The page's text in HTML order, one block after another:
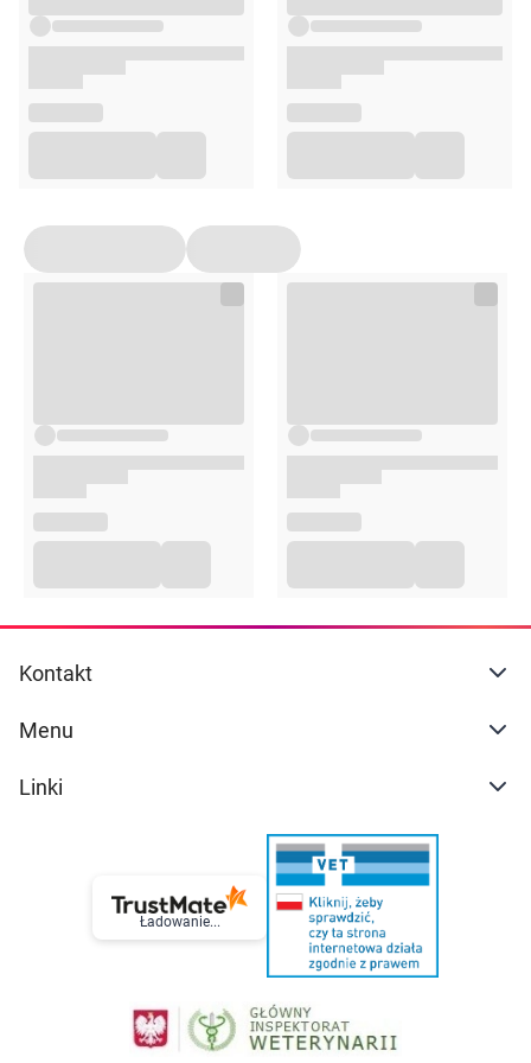
Kontakt
Menu
Linki
Ładowanie...